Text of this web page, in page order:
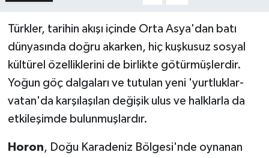
Türkler, tarihin akışı içinde Orta Asya'dan batı
dünyasında doğru akarken, hiç kuşkusuz sosyal
kültürel özelliklerini de birlikte götürmüşlerdir.
Yoğun göç dalgaları ve tutulan yeni 'yurtluklar-
vatan'da karşılaşılan değişik ulus ve halklarla da
etkileşimde bulunmuşlardır.
Horon, Doğu Karadeniz Bölgesi'nde oynanan